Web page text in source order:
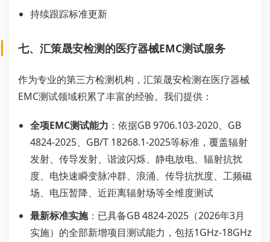
持续跟踪标准更新
七、汇策晟安检测的医疗器械EMC测试服务
作为专业的第三方检测机构，汇策晟安检测在医疗器械
EMC测试领域积累了丰富的经验。我们提供：
全项EMC测试能力 ：依据GB 9706.103-2020、GB
4824-2025、GB/T 18268.1-2025等标准，覆盖辐射
发射、传导发射、谐波闪烁、静电放电、辐射抗扰
度、电快速瞬变脉冲群、浪涌、传导抗扰度、工频磁
场、电压暂降、近距离辐射场等全维度测试
最新标准实施：已具备GB 4824-2025（2026年3月
实施）的全部新增项目测试能力，包括1GHz-18GHz